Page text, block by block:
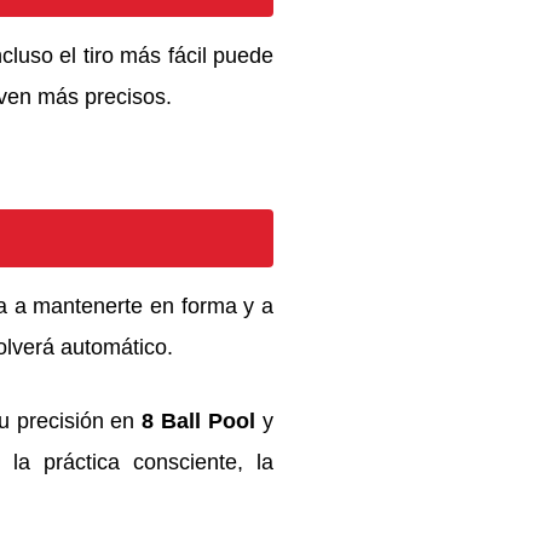
el tiro más fácil puede
más precisos.
a mantenerte en forma y a
automático.
precisión en8 Ball Pool y
práctica consciente, la